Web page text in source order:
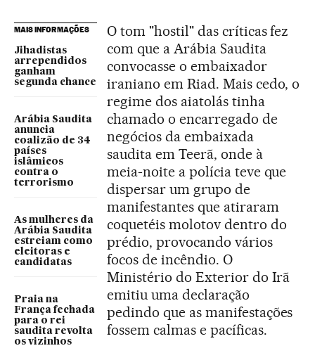
MAIS INFORMAÇÕES
Jihadistas
arrependidos
ganham
segunda chance
Arábia Saudita
anuncia
coalizão de 34
países
islâmicos
contra o
terrorismo
As mulheres da
Arábia Saudita
estreiam como
eleitoras e
candidatas
Praia na
França fechada
para o rei
saudita revolta
os vizinhos
O tom "hostil" das críticas fez
com que a Arábia Saudita
convocasse o embaixador
iraniano em Riad. Mais cedo, o
regime dos aiatolás tinha
chamado o encarregado de
negócios da embaixada
saudita em Teerã, onde à
meia-noite a polícia teve que
dispersar um grupo de
manifestantes que atiraram
coquetéis molotov dentro do
prédio, provocando vários
focos de incêndio. O
Ministério do Exterior do Irã
emitiu uma declaração
pedindo que as manifestações
fossem calmas e pacíficas.